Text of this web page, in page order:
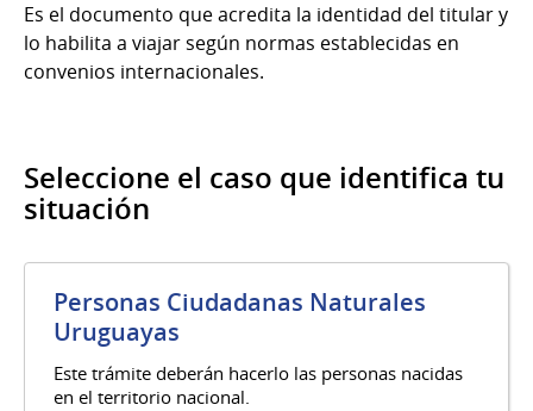
Es el documento que acredita la identidad del titular y
lo habilita a viajar según normas establecidas en
convenios internacionales.
Seleccione el caso que identifica tu
situación
Personas Ciudadanas Naturales
Uruguayas
Este trámite deberán hacerlo las personas nacidas
en el territorio nacional.